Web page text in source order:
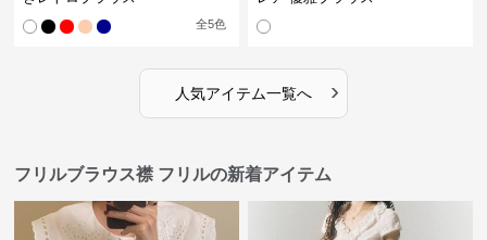
全5色
人気アイテム一覧へ ›
フリルブラウス襟 フリルの新着アイテム